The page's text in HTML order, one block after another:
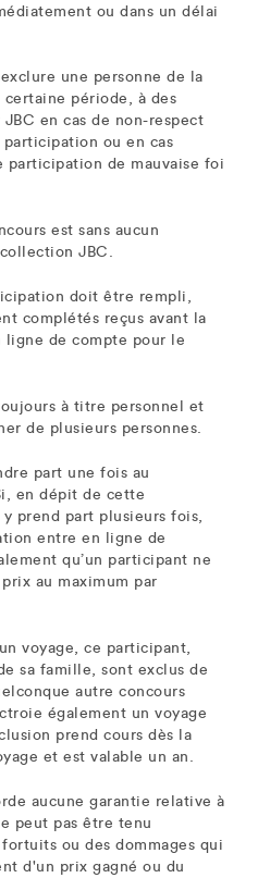
ou dans un délai
une personne de la
période, à des
en cas de non-respect
ou en cas
participation de mauvaise foi
est sans aucun
JBC.
doit être rempli,
complétés reçus avant la
de compte pour le
à titre personnel et
de plusieurs personnes.
part une fois au
en dépit de cette
prend part plusieurs fois,
entre en ligne de
qu’un participant ne
au maximum par
voyage, ce participant,
sa famille, sont exclus de
autre concours
également un voyage
prend cours dès la
et est valable un an.
aucune garantie relative à
peut pas être tenu
ou des dommages qui
d'un prix gagné ou du